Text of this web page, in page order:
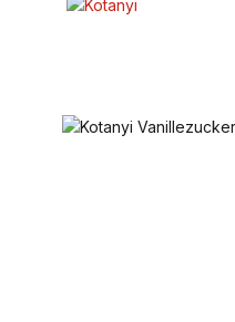
Bildergalerie überspringen